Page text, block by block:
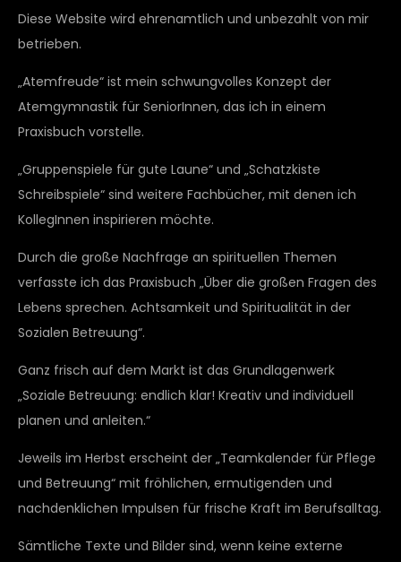
Diese Website wird ehrenamtlich und unbezahlt von mir
betrieben.
„Atemfreude“ ist mein schwungvolles Konzept der
Atemgymnastik für SeniorInnen, das ich in einem
Praxisbuch vorstelle.
„Gruppenspiele für gute Laune“ und „Schatzkiste
Schreibspiele“ sind weitere Fachbücher, mit denen ich
KollegInnen inspirieren möchte.
Durch die große Nachfrage an spirituellen Themen
verfasste ich das Praxisbuch „Über die großen Fragen des
Lebens sprechen. Achtsamkeit und Spiritualität in der
Sozialen Betreuung“.
Ganz frisch auf dem Markt ist das Grundlagenwerk
„Soziale Betreuung: endlich klar! Kreativ und individuell
planen und anleiten.“
Jeweils im Herbst erscheint der „Teamkalender für Pflege
und Betreuung“ mit fröhlichen, ermutigenden und
nachdenklichen Impulsen für frische Kraft im Berufsalltag.
Sämtliche Texte und Bilder sind, wenn keine externe